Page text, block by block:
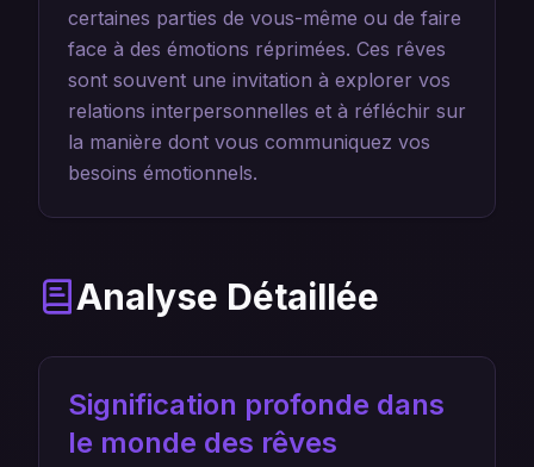
certaines parties de vous-même ou de faire
face à des émotions réprimées. Ces rêves
sont souvent une invitation à explorer vos
relations interpersonnelles et à réfléchir sur
la manière dont vous communiquez vos
besoins émotionnels.
Analyse Détaillée
Signification profonde dans
le monde des rêves